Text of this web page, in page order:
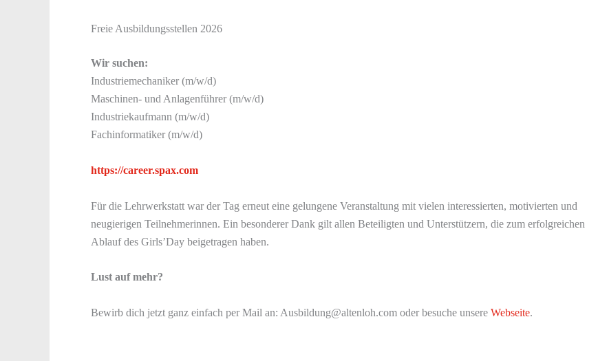
Freie Ausbildungsstellen 2026
Wir suchen:
Industriemechaniker (m/w/d)
Maschinen- und Anlagenführer (m/w/d)
Industriekaufmann (m/w/d)
Fachinformatiker (m/w/d)
https://career.spax.com
Für die Lehrwerkstatt war der Tag erneut eine gelungene Veranstaltung mit vielen interessierten, motivierten und
neugierigen Teilnehmerinnen. Ein besonderer Dank gilt allen Beteiligten und Unterstützern, die zum erfolgreichen
Ablauf des Girls’Day beigetragen haben.
Lust auf mehr?
Bewirb dich jetzt ganz einfach per Mail an: Ausbildung@altenloh.com oder besuche unsere Webseite.